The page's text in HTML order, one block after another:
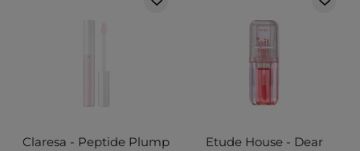
Claresa - Peptide Plump
Etude House - Dear